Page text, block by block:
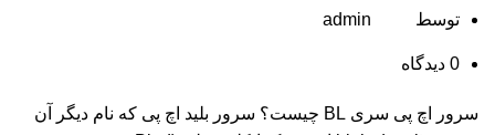
توسط admin
0 دیدگاه
سرور اچ پی سری BL چیست؟ سرور بلید اچ پی که نام دیگر آن